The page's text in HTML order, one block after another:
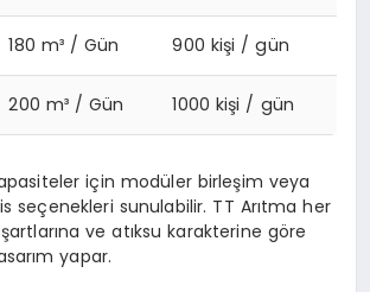
180 m³ / Gün 900 kişi / gün
200 m³ / Gün 1000 kişi / gün
için modüler birleşim veya
seçenekleri sunulabilir. TT Arıtma her
ve atıksu karakterine göre
yapar.